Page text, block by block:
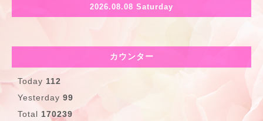
2026.08.08 Saturday
カウンター
Today 112
Yesterday 99
Total 170239